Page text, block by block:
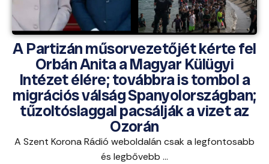
A Partizán műsorvezetőjét kérte fel
Orbán Anita a Magyar Külügyi
Intézet élére; továbbra is tombol a
migrációs válság Spanyolországban;
tűzoltóslaggal pacsálják a vizet az
Ozorán
A Szent Korona Rádió weboldalán csak a legfontosabb
és legbővebb ...